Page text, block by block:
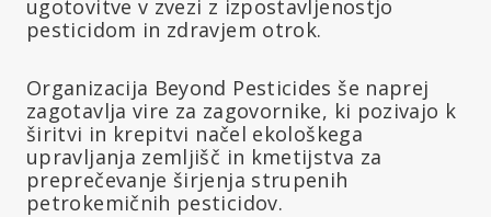
ugotovitve v zvezi z izpostavljenostjo
pesticidom in zdravjem otrok.
Organizacija Beyond Pesticides še naprej
zagotavlja vire za zagovornike, ki pozivajo k
širitvi in krepitvi načel ekološkega
upravljanja zemljišč in kmetijstva za
preprečevanje širjenja strupenih
petrokemičnih pesticidov.